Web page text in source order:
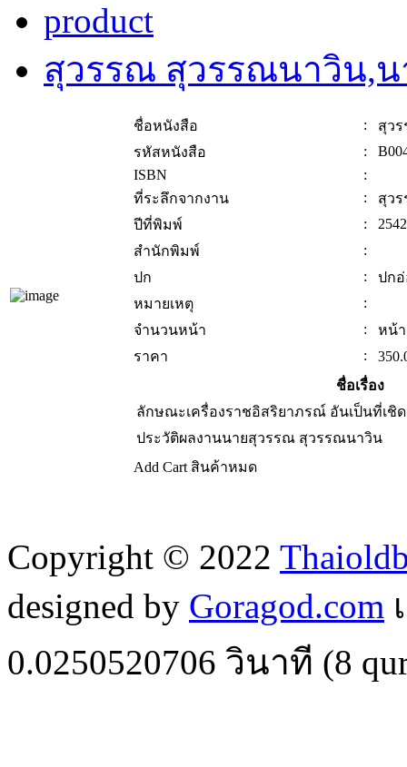
product
สุวรรณ สุวรรณนาวิน,น
ชื่อหนังสือ :
สุว
รหัสหนังสือ
:
ISBN
:
ที่ระลึกจากงาน
:
สุว
ปีที่พิมพ์
:
2542
สำนักพิมพ์
:
ปก
:
ปก
หมายเหตุ
:
จำนวนหน้า
:
หน้า
ราคา
:
ชื่อเรื่อง
ลักษณะเครื่องราชอิสริยาภรณ์ อันเป็นที่เชิ
ประวัติผลงานนายสุวรรณ สุวรรณนาวิน
Add Cart สินค้าหมด
Copyright © 2022
designed by Goragod.com
0.0250520706 วินาที (8